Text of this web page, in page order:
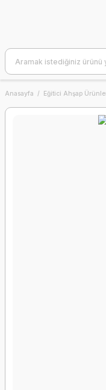
Anasayfa Eğitici Ahşap